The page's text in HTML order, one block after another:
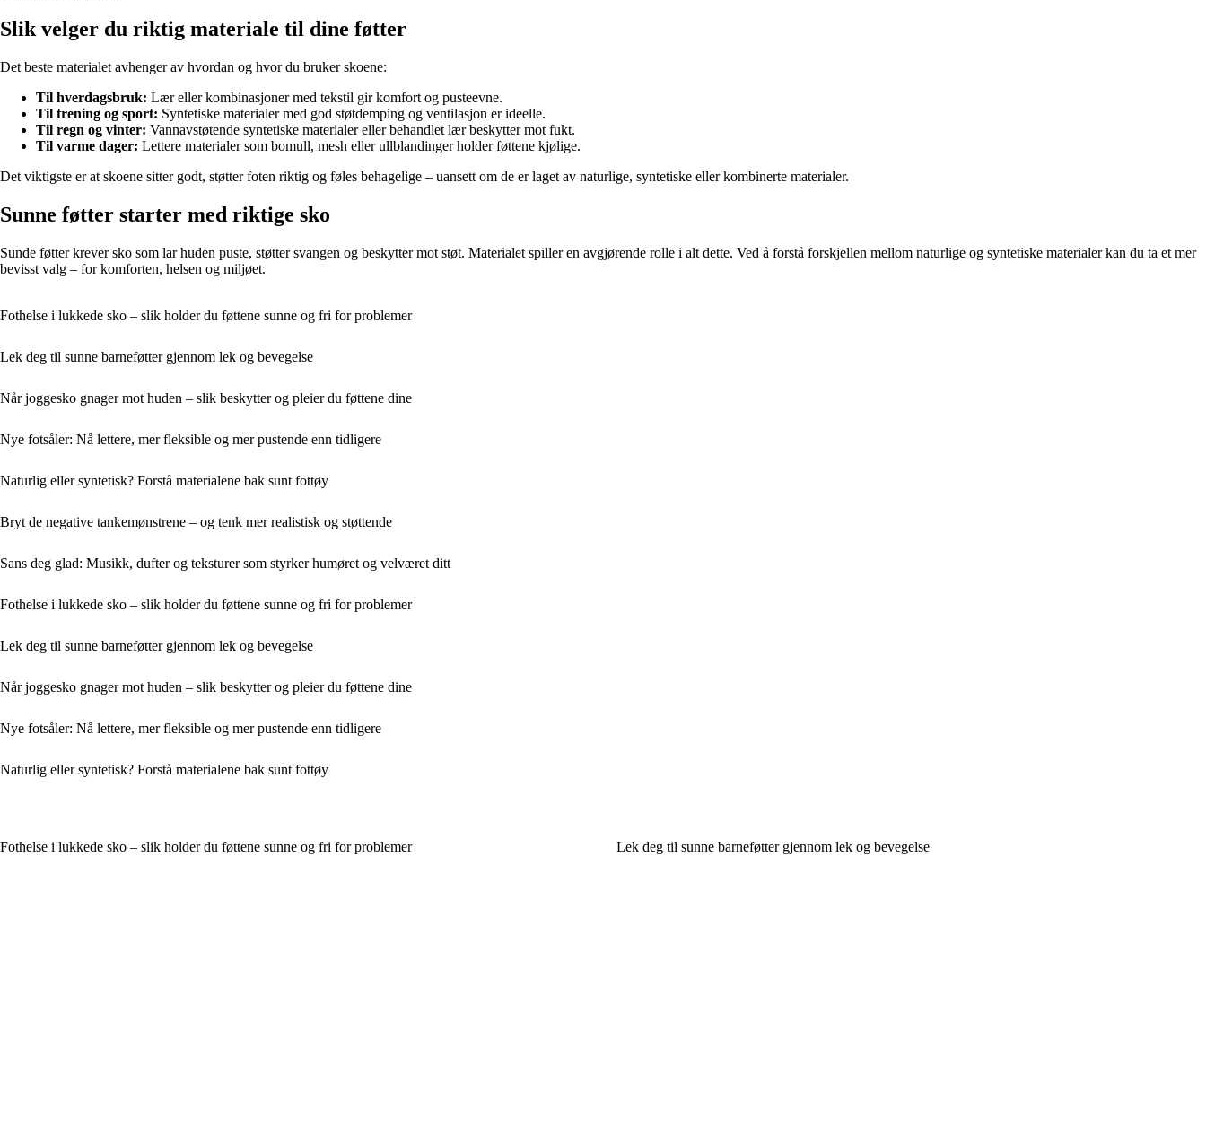
Slik velger du riktig materiale til dine føtter
Det beste materialet avhenger av hvordan og hvor du bruker skoene:
Til hverdagsbruk: Lær eller kombinasjoner med tekstil gir komfort og pusteevne.
Til trening og sport: Syntetiske materialer med god støtdemping og ventilasjon er ideelle.
Til regn og vinter: Vannavstøtende syntetiske materialer eller behandlet lær beskytter mot fukt.
Til varme dager: Lettere materialer som bomull, mesh eller ullblandinger holder føttene kjølige.
Det viktigste er at skoene sitter godt, støtter foten riktig og føles behagelige – uansett om de er laget av naturlige, syntetiske eller kombinerte materialer.
Sunne føtter starter med riktige sko
Sunde føtter krever sko som lar huden puste, støtter svangen og beskytter mot støt. Materialet spiller en avgjørende rolle i alt dette. Ved å forstå forskjellen mellom naturlige og syntetiske materialer kan du ta et mer
bevisst valg – for komforten, helsen og miljøet.
Fothelse i lukkede sko – slik holder du føttene sunne og fri for problemer
Lek deg til sunne barneføtter gjennom lek og bevegelse
Når joggesko gnager mot huden – slik beskytter og pleier du føttene dine
Nye fotsåler: Nå lettere, mer fleksible og mer pustende enn tidligere
Naturlig eller syntetisk? Forstå materialene bak sunt fottøy
Bryt de negative tankemønstrene – og tenk mer realistisk og støttende
Sans deg glad: Musikk, dufter og teksturer som styrker humøret og velværet ditt
Fothelse i lukkede sko – slik holder du føttene sunne og fri for problemer
Lek deg til sunne barneføtter gjennom lek og bevegelse
Når joggesko gnager mot huden – slik beskytter og pleier du føttene dine
Nye fotsåler: Nå lettere, mer fleksible og mer pustende enn tidligere
Naturlig eller syntetisk? Forstå materialene bak sunt fottøy
Fothelse i lukkede sko – slik holder du føttene sunne og fri for problemer Lek deg til sunne barneføtter gjennom lek og bevegelse